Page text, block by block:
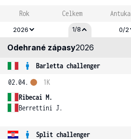
Rok Celkem Antuka
2026 1/8 0/2
Odehrané zápasy2026
Barletta challenger
02.04.
Ribecai M.
Berrettini J.
1K
Split challenger